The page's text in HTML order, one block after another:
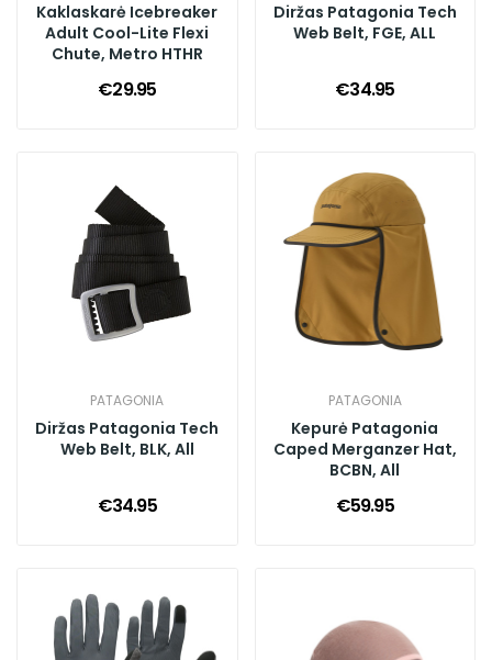
Kaklaskarė Icebreaker
Adult Cool-Lite Flexi
Chute, Metro HTHR
€29.95
Diržas Patagonia Tech
Web Belt, FGE, ALL
€34.95
PATAGONIA
Diržas Patagonia Tech
Web Belt, BLK, All
€34.95
PATAGONIA
Kepurė Patagonia
Caped Merganzer Hat,
BCBN, All
€59.95